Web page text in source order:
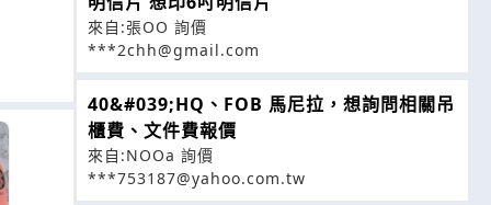
來自:張OO 詢價
***2chh@gmail.com
40&#039;HQ、FOB 馬尼拉，想詢問相關吊
櫃費、文件費報價
來自:NOOa 詢價
***753187@yahoo.com.tw